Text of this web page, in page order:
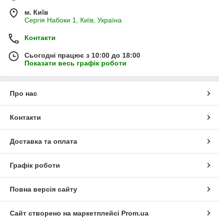
м. Київ
Сергія Набоки 1, Київ, Україна
Контакти
Сьогодні працює з 10:00 до 18:00
Показати весь графік роботи
Про нас
Контакти
Доставка та оплата
Графік роботи
Повна версія сайту
Сайт створено на маркетплейсі Prom.ua